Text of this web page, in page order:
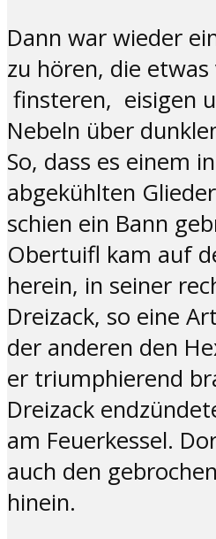
Dann war wieder
zu hören, die etwas
finsteren, eisigen
Nebeln über
So, dass es einem
abgekühlten
schien ein Bann
Obertuifl kam auf
herein, in seiner
Dreizack, so eine
der anderen den
er triumphierend
Dreizack
am Feuerkessel.
auch den
hinein.